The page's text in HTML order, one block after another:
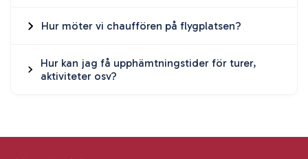
Hur möter vi chauffören på flygplatsen?
Hur kan jag få upphämtningstider för turer,
aktiviteter osv?